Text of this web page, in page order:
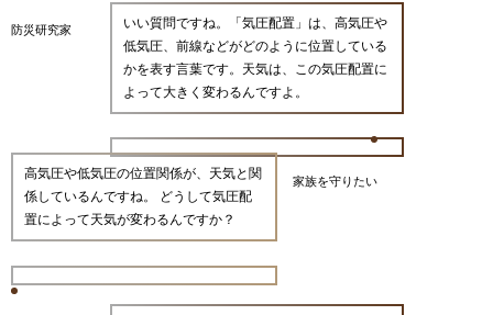
防災研究家
いい質問ですね。「気圧配置」は、高気圧や
低気圧、前線などがどのように位置している
かを表す言葉です。天気は、この気圧配置に
よって大きく変わるんですよ。
家族を守りたい
高気圧や低気圧の位置関係が、天気と関
係しているんですね。 どうして気圧配
置によって天気が変わるんですか？